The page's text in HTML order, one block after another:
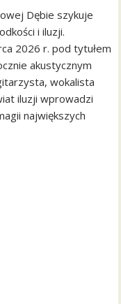
Dębie szykuje
i iluzji.
2026 r. pod tytułem
akustycznym
wokalista
iluzji wprowadzi
największych